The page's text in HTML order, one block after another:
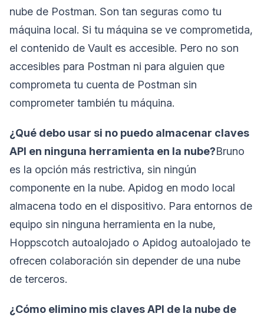
nube de Postman. Son tan seguras como tu
máquina local. Si tu máquina se ve comprometida,
el contenido de Vault es accesible. Pero no son
accesibles para Postman ni para alguien que
comprometa tu cuenta de Postman sin
comprometer también tu máquina.
¿Qué debo usar si no puedo almacenar claves
API en ninguna herramienta en la nube?Bruno
es la opción más restrictiva, sin ningún
componente en la nube. Apidog en modo local
almacena todo en el dispositivo. Para entornos de
equipo sin ninguna herramienta en la nube,
Hoppscotch autoalojado o Apidog autoalojado te
ofrecen colaboración sin depender de una nube
de terceros.
¿Cómo elimino mis claves API de la nube de